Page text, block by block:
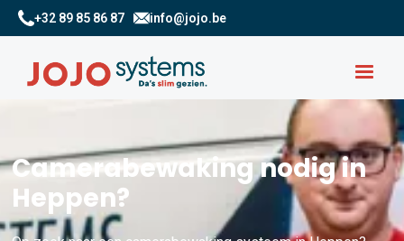
+32 89 85 86 87 info@jojo.be
Camerabewaking nodig in
Heppen?